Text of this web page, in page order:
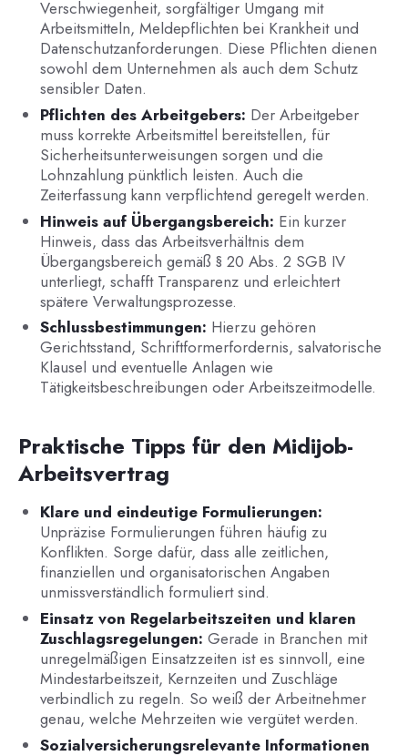
Verschwiegenheit, sorgfältiger Umgang mit
Arbeitsmitteln, Meldepflichten bei Krankheit und
Datenschutzanforderungen. Diese Pflichten dienen
sowohl dem Unternehmen als auch dem Schutz
sensibler Daten.
Pflichten des Arbeitgebers: Der Arbeitgeber
muss korrekte Arbeitsmittel bereitstellen, für
Sicherheitsunterweisungen sorgen und die
Lohnzahlung pünktlich leisten. Auch die
Zeiterfassung kann verpflichtend geregelt werden.
Hinweis auf Übergangsbereich: Ein kurzer
Hinweis, dass das Arbeitsverhältnis dem
Übergangsbereich gemäß § 20 Abs. 2 SGB IV
unterliegt, schafft Transparenz und erleichtert
spätere Verwaltungsprozesse.
Schlussbestimmungen: Hierzu gehören
Gerichtsstand, Schriftformerfordernis, salvatorische
Klausel und eventuelle Anlagen wie
Tätigkeitsbeschreibungen oder Arbeitszeitmodelle.
Praktische Tipps für den Midijob-
Arbeitsvertrag
Klare und eindeutige Formulierungen:
Unpräzise Formulierungen führen häufig zu
Konflikten. Sorge dafür, dass alle zeitlichen,
finanziellen und organisatorischen Angaben
unmissverständlich formuliert sind.
Einsatz von Regelarbeitszeiten und klaren
Zuschlagsregelungen: Gerade in Branchen mit
unregelmäßigen Einsatzzeiten ist es sinnvoll, eine
Mindestarbeitszeit, Kernzeiten und Zuschläge
verbindlich zu regeln. So weiß der Arbeitnehmer
genau, welche Mehrzeiten wie vergütet werden.
Sozialversicherungsrelevante Informationen